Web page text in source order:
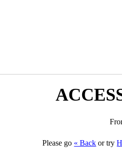
Please go « Back or try